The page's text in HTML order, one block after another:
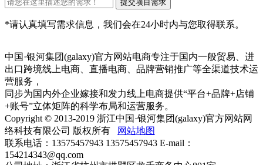
*请认真填写需求信息，我们会在24小时内与您取得联系。
中国·银河集团(galaxy)官方网站电商专注于国内一般贸易、进
出口跨境线上电商、直播电商、品牌营销推广等全渠道技术运
营服务，
同步为国内外企业嫁接和发力线上电商提供“平台+品牌+店铺
+账号”立体矩阵的科学布局和运营服务。
Copyright © 2013-2019 浙江中国·银河集团(galaxy)官方网站网
络科技有限公司 版权所有
网站地图
联系电话：13575457943 13575457943 E-mail：
154214343@qq.com